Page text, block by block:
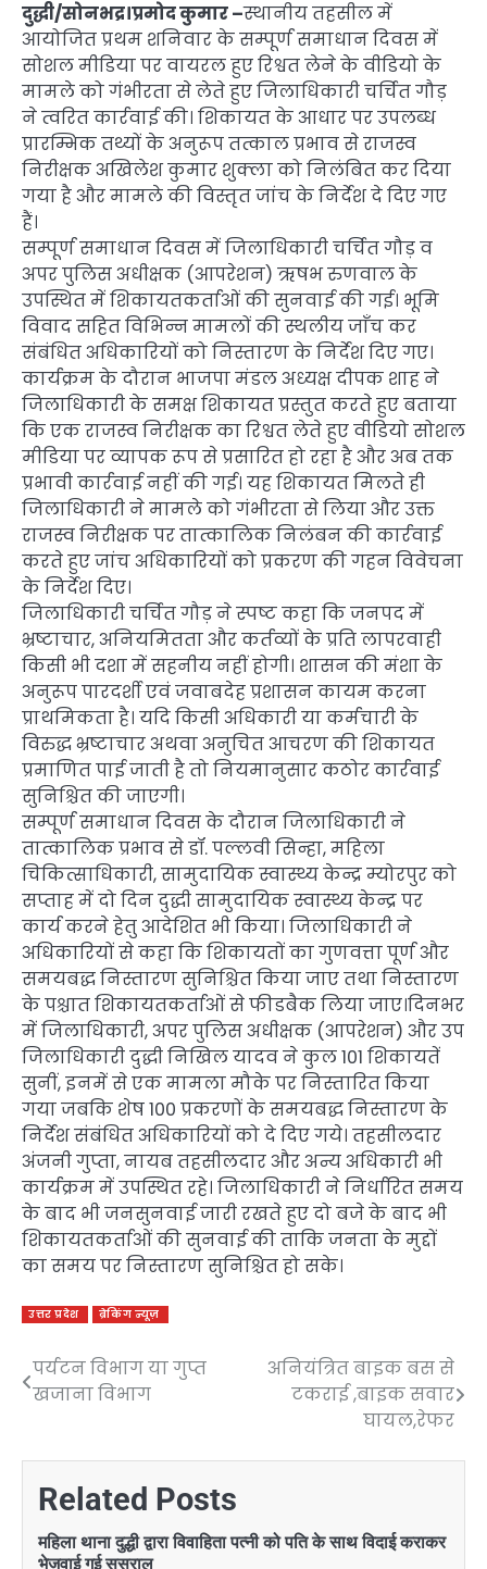
दुद्धी/सोनभद्र।प्रमोद कुमार –स्थानीय तहसील में
आयोजित प्रथम शनिवार के सम्पूर्ण समाधान दिवस में
सोशल मीडिया पर वायरल हुए रिश्वत लेने के वीडियो के
मामले को गंभीरता से लेते हुए जिलाधिकारी चर्चित गौड़
ने त्वरित कार्रवाई की। शिकायत के आधार पर उपलब्ध
प्रारम्भिक तथ्यों के अनुरूप तत्काल प्रभाव से राजस्व
निरीक्षक अखिलेश कुमार शुक्ला को निलंबित कर दिया
गया है और मामले की विस्तृत जांच के निर्देश दे दिए गए
हैं।
सम्पूर्ण समाधान दिवस में जिलाधिकारी चर्चित गौड़ व
अपर पुलिस अधीक्षक (आपरेशन) ऋषभ रुणवाल के
उपस्थित में शिकायतकर्ताओं की सुनवाई की गई। भूमि
विवाद सहित विभिन्न मामलों की स्थलीय जाँच कर
संबंधित अधिकारियों को निस्तारण के निर्देश दिए गए।
कार्यक्रम के दौरान भाजपा मंडल अध्यक्ष दीपक शाह ने
जिलाधिकारी के समक्ष शिकायत प्रस्तुत करते हुए बताया
कि एक राजस्व निरीक्षक का रिश्वत लेते हुए वीडियो सोशल
मीडिया पर व्यापक रूप से प्रसारित हो रहा है और अब तक
प्रभावी कार्रवाई नहीं की गई। यह शिकायत मिलते ही
जिलाधिकारी ने मामले को गंभीरता से लिया और उक्त
राजस्व निरीक्षक पर तात्कालिक निलंबन की कार्रवाई
करते हुए जांच अधिकारियों को प्रकरण की गहन विवेचना
के निर्देश दिए।
जिलाधिकारी चर्चित गौड़ ने स्पष्ट कहा कि जनपद में
भ्रष्टाचार, अनियमितता और कर्तव्यों के प्रति लापरवाही
किसी भी दशा में सहनीय नहीं होगी। शासन की मंशा के
अनुरूप पारदर्शी एवं जवाबदेह प्रशासन कायम करना
प्राथमिकता है। यदि किसी अधिकारी या कर्मचारी के
विरुद्ध भ्रष्टाचार अथवा अनुचित आचरण की शिकायत
प्रमाणित पाई जाती है तो नियमानुसार कठोर कार्रवाई
सुनिश्चित की जाएगी।
सम्पूर्ण समाधान दिवस के दौरान जिलाधिकारी ने
तात्कालिक प्रभाव से डॉ. पल्लवी सिन्हा, महिला
चिकित्साधिकारी, सामुदायिक स्वास्थ्य केन्द्र म्योरपुर को
सप्ताह में दो दिन दुद्धी सामुदायिक स्वास्थ्य केन्द्र पर
कार्य करने हेतु आदेशित भी किया। जिलाधिकारी ने
अधिकारियों से कहा कि शिकायतों का गुणवत्ता पूर्ण और
समयबद्ध निस्तारण सुनिश्चित किया जाए तथा निस्तारण
के पश्चात शिकायतकर्ताओं से फीडबैक लिया जाए।दिनभर
में जिलाधिकारी, अपर पुलिस अधीक्षक (आपरेशन) और उप
जिलाधिकारी दुद्धी निखिल यादव ने कुल 101 शिकायतें
सुनीं, इनमें से एक मामला मौके पर निस्तारित किया
गया जबकि शेष 100 प्रकरणों के समयबद्ध निस्तारण के
निर्देश संबंधित अधिकारियों को दे दिए गये। तहसीलदार
अंजनी गुप्ता, नायब तहसीलदार और अन्य अधिकारी भी
कार्यक्रम में उपस्थित रहे। जिलाधिकारी ने निर्धारित समय
के बाद भी जनसुनवाई जारी रखते हुए दो बजे के बाद भी
शिकायतकर्ताओं की सुनवाई की ताकि जनता के मुद्दों
का समय पर निस्तारण सुनिश्चित हो सके।
उत्तर प्रदेश ब्रेकिंग न्यूज़
Post
पर्यटन विभाग या गुप्त
खजाना विभाग
अनियंत्रित बाइक बस से
टकराई ,बाइक सवार
घायल,रेफर
Related Posts
महिला थाना दुद्धी द्वारा विवाहिता पत्नी को पति के साथ विदाई कराकर
भेजवाई गई सुसराल